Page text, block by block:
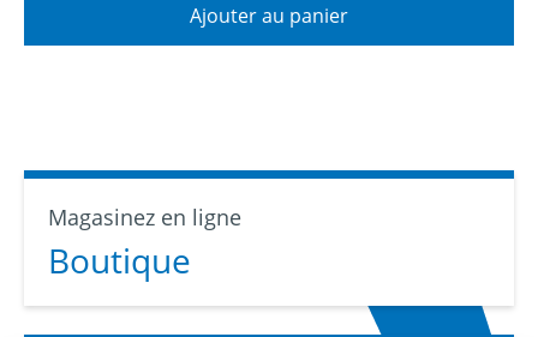
Ajouter au panier
Magasinez en ligne
Boutique